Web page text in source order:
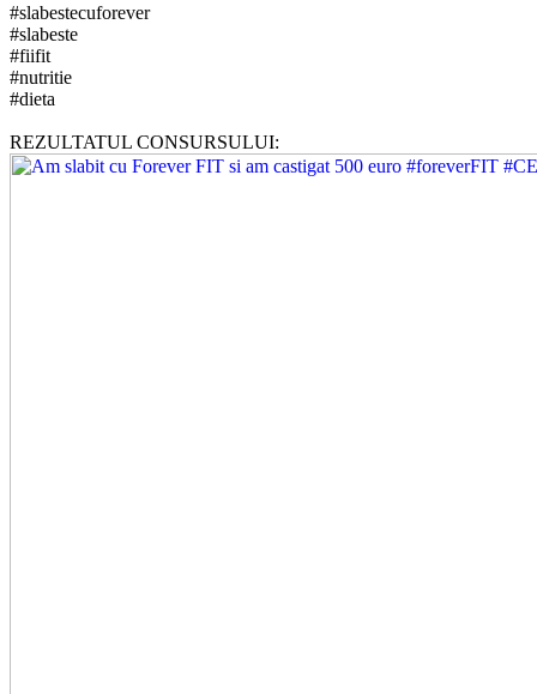
#slabestecuforever
#slabeste
#fiifit
#nutritie
#dieta
REZULTATUL CONSURSULUI: